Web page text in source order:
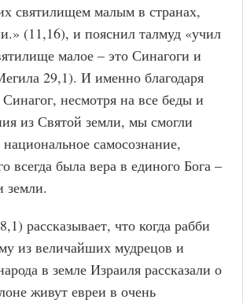
святилищем малым в странах,
(11,16), и пояснил талмуд «учил
малое – это Синагоги и
29,1). И именно благодаря
несмотря на все беды и
из Святой земли, мы смогли
самосознание,
всегда была вера в единого Бога –
земли.
рассказывает, что когда рабби
из величайших мудрецов и
в земле Израиля рассказали о
живут евреи в очень